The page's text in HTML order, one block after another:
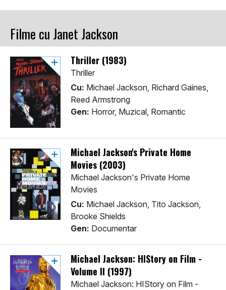
Filme cu Janet Jackson
Thriller (1983)
Thriller
Cu: Michael Jackson, Richard Gaines,
Reed Armstrong
Gen: Horror, Muzical, Romantic
Michael Jackson's Private Home
Movies (2003)
Michael Jackson's Private Home
Movies
Cu: Michael Jackson, Tito Jackson,
Brooke Shields
Gen: Documentar
Michael Jackson: HIStory on Film -
Volume II (1997)
Michael Jackson: HIStory on Film -